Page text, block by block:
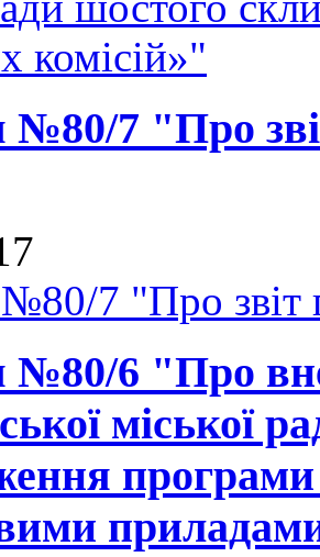
комісій»"
7 "Про
7 "Про звіт
6 "Про
міської
приладами